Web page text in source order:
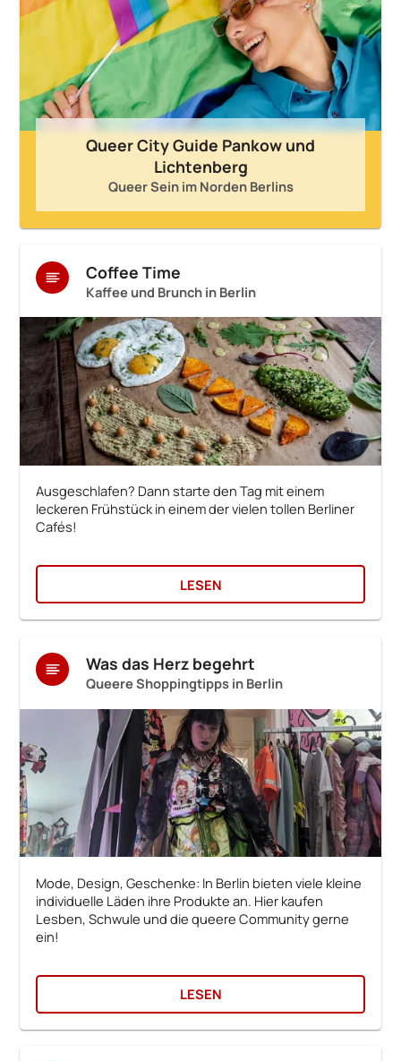
Queer City Guide Pankow und
Lichtenberg
Queer Sein im Norden Berlins
Coffee Time
Kaffee und Brunch in Berlin
Ausgeschlafen? Dann starte den Tag mit einem
leckeren Frühstück in einem der vielen tollen Berliner
Cafés!
LESEN
Was das Herz begehrt
Queere Shoppingtipps in Berlin
Mode, Design, Geschenke: In Berlin bieten viele kleine
individuelle Läden ihre Produkte an. Hier kaufen
Lesben, Schwule und die queere Community gerne
ein!
LESEN